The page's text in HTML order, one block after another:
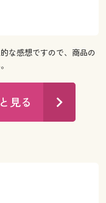
な感想ですので、商品の
見る